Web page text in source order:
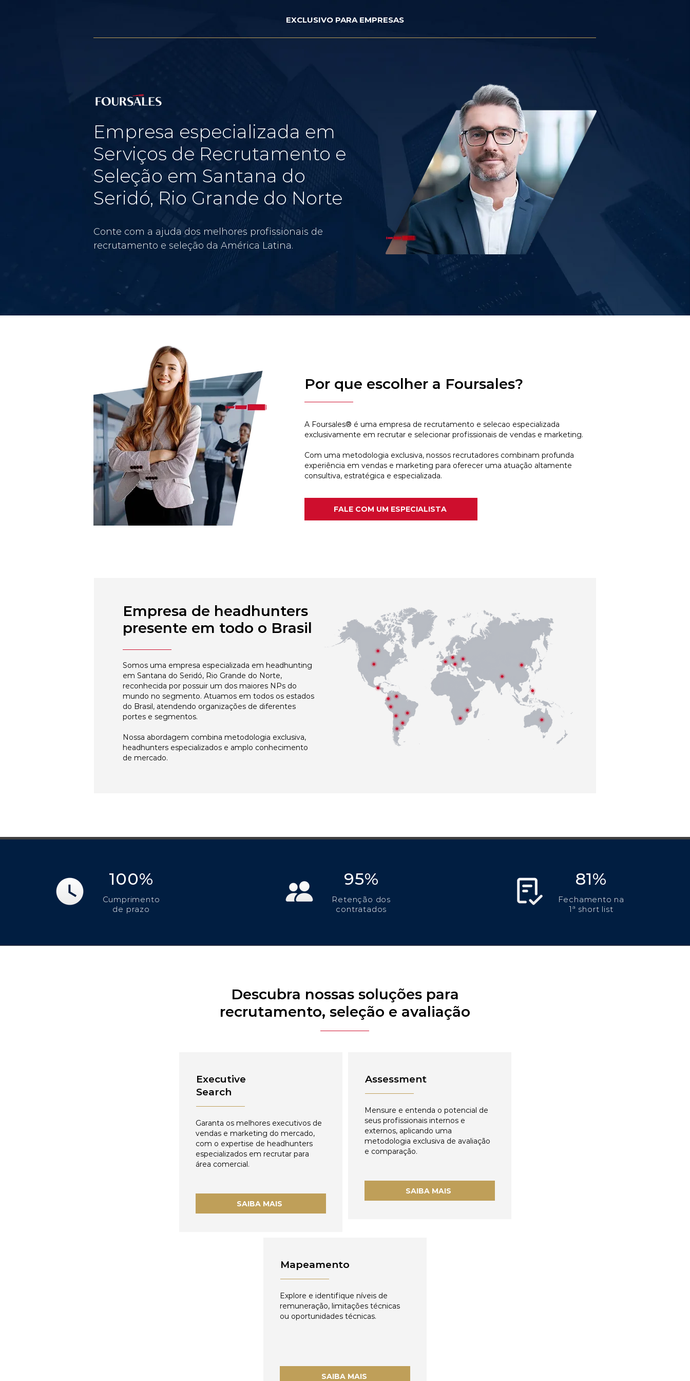
EXCLUSIVO PARA EMPRESAS
Empresa especializada em
Serviços de Recrutamento e
Seleção em Santana do
Seridó, Rio Grande do Norte
Conte com a ajuda dos melhores profissionais de
recrutamento e seleção da América Latina.
Por que escolher a Foursales?
A Foursales® é uma empresa de recrutamento e selecao especializada
exclusivamente em recrutar e selecionar profissionais de vendas e marketing.
Com uma metodologia exclusiva, nossos recrutadores combinam profunda
experiência em vendas e marketing para oferecer uma atuação altamente
consultiva, estratégica e especializada.
FALE COM UM ESPECIALISTA
Empresa de headhunters
presente em todo o Brasil
Somos uma empresa especializada em headhunting
em Santana do Seridó, Rio Grande do Norte,
reconhecida por possuir um dos maiores NPs do
mundo no segmento. Atuamos em todos os estados
do Brasil, atendendo organizações de diferentes
portes e segmentos.
Nossa abordagem combina metodologia exclusiva,
headhunters especializados e amplo conhecimento
de mercado.
100%
Cumprimento
de prazo
95%
Retenção dos
contratados
81%
Fechamento na
1ª short list
Descubra nossas soluções para
recrutamento, seleção e avaliação
Executive
Search
Garanta os melhores executivos de
vendas e marketing do mercado,
com o expertise de headhunters
especializados em recrutar para
área comercial.
SAIBA MAIS
Assessment
Mensure e entenda o potencial de
seus profissionais internos e
externos, aplicando uma
metodologia exclusiva de avaliação
e comparação.
SAIBA MAIS
Mapeamento
Explore e identifique níveis de
remuneração, limitações técnicas
ou oportunidades técnicas.
SAIBA MAIS